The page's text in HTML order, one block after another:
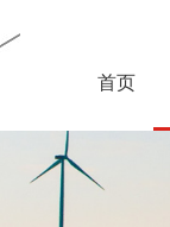
首页